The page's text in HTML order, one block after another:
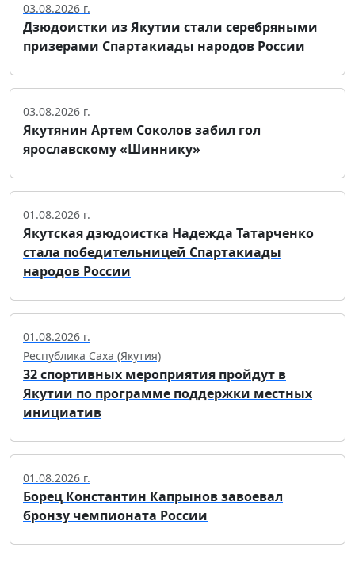
03.08.2026 г.
Дзюдоистки из Якутии стали серебряными
призерами Спартакиады народов России
03.08.2026 г.
Якутянин Артем Соколов забил гол
ярославскому «Шиннику»
01.08.2026 г.
Якутская дзюдоистка Надежда Татарченко
стала победительницей Спартакиады
народов России
01.08.2026 г.
Республика Саха (Якутия)
32 спортивных мероприятия пройдут в
Якутии по программе поддержки местных
инициатив
01.08.2026 г.
Борец Константин Капрынов завоевал
бронзу чемпионата России